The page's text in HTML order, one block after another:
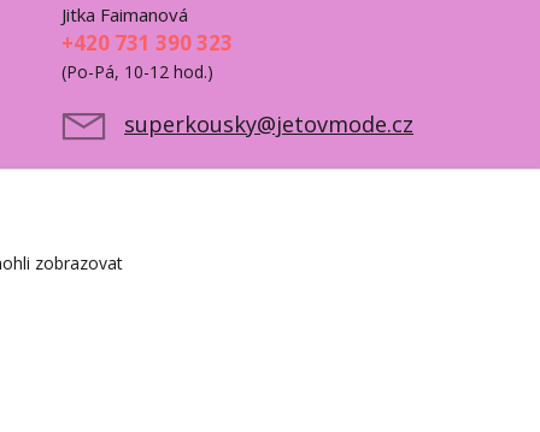
Jitka Faimanová
+420 731 390 323
(Po-Pá, 10-12 hod.)
superkousky@jetovmode.cz
zobrazovat